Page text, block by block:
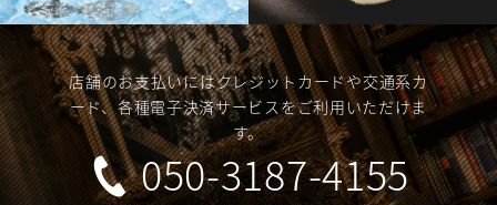
店舗のお支払いにはクレジットカードや交通系カ
ード、各種電子決済サービスをご利用いただけま
す。
050-3187-4155